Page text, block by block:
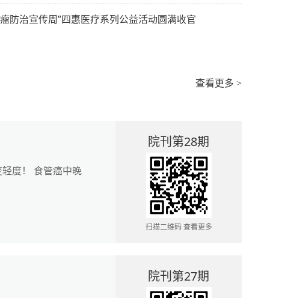
防治宣传周”四惠医疗系列公益活动圆满收官
查看更多 >
度！ 食管癌中晚
院刊第28期
扫描二维码 查看更多
院刊第27期